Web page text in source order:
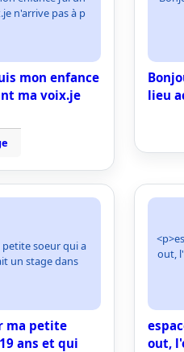
n'arrive pas à p
mon enfance
ma voix.je
lieu
soeur qui a
un stage dans
ma petite
ans et qui
out,
out,